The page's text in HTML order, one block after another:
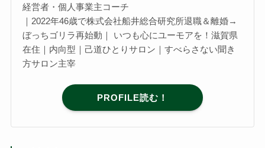
経営者・個人事業主コーチ
｜2022年46歳で株式会社船井総合研究所退職＆離婚→
ぼっちゴリラ再始動｜ いつも心にユーモアを！滋賀県
在住｜内向型｜己道ひとりサロン｜すべらさない聞き
方サロン主宰
PROFILE読む！